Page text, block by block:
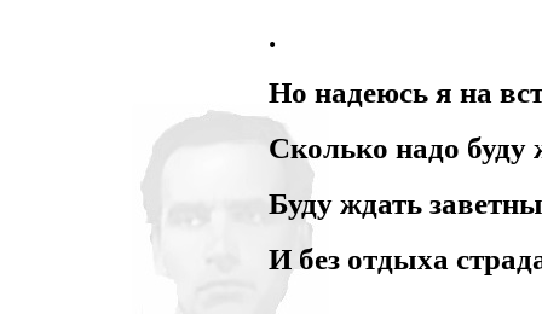
.
Но надеюсь я на
Сколько надо буду
Буду ждать
И без отдыха